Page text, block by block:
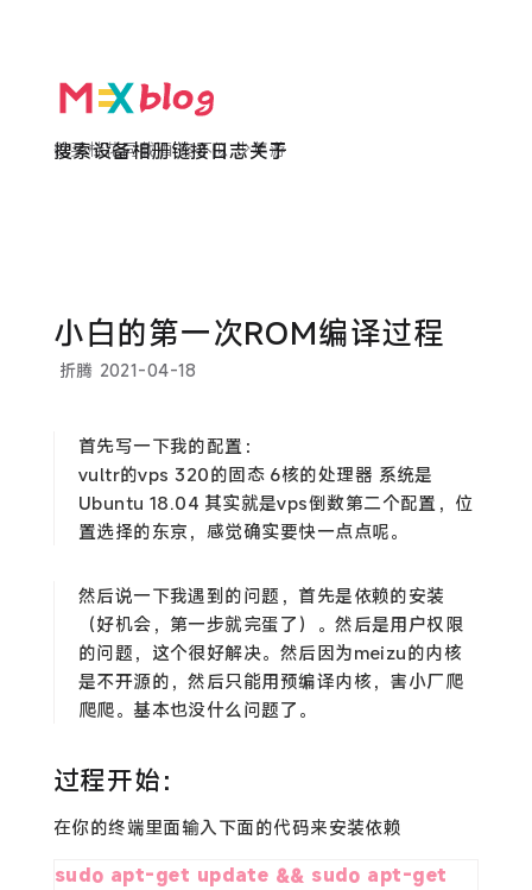
欲买桂花同载酒 终不似 少年游
搜索设备相册链接日志关于
小白的第一次ROM编译过程
折腾 2021-04-18
首先写一下我的配置：
vultr的vps 320的固态 6核的处理器 系统是
Ubuntu 18.04 其实就是vps倒数第二个配置，位
置选择的东京，感觉确实要快一点点呢。
然后说一下我遇到的问题，首先是依赖的安装
（好机会，第一步就完蛋了）。然后是用户权限
的问题，这个很好解决。然后因为meizu的内核
是不开源的，然后只能用预编译内核，害小厂爬
爬爬。基本也没什么问题了。
过程开始：
在你的终端里面输入下面的代码来安装依赖
sudo apt-get update && sudo apt-get